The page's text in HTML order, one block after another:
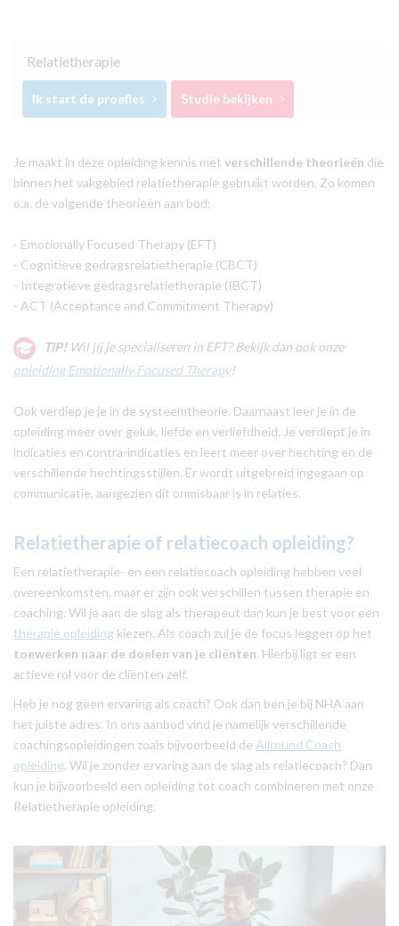
Relatietherapie
Ik start de proefles Studie bekijken
Je maakt in deze opleiding kennis met verschillende theorieën die
binnen het vakgebied relatietherapie gebruikt worden. Zo komen
o.a. de volgende theorieën aan bod:
- Emotionally Focused Therapy (EFT)
- Cognitieve gedragsrelatietherapie (CBCT)
- Integratieve gedragsrelatietherapie (IBCT)
- ACT (Acceptance and Commitment Therapy)
TIP!Wil jij je specialiseren in EFT? Bekijk dan ook onze
opleiding Emotionally Focused Therapy!
Ook verdiep je je in de systeemtheorie. Daarnaast leer je in de
opleiding meer over geluk, liefde en verliefdheid. Je verdiept je in
indicaties en contra-indicaties en leert meer over hechting en de
verschillende hechtingsstijlen. Er wordt uitgebreid ingegaan op
communicatie, aangezien dit onmisbaar is in relaties.
Relatietherapie of relatiecoach opleiding?
Een relatietherapie- en een relatiecoach opleiding hebben veel
overeenkomsten, maar er zijn ook verschillen tussen therapie en
coaching. Wil je aan de slag als therapeut dan kun je best voor een
therapie opleiding kiezen. Als coach zul je de focus leggen op het
toewerken naar de doelen van je cliënten. Hierbij ligt er een
actieve rol voor de cliënten zelf.
Heb je nog geen ervaring als coach? Ook dan ben je bij NHA aan
het juiste adres. In ons aanbod vind je namelijk verschillende
coachingsopleidingen zoals bijvoorbeeld de Allround Coach
opleiding. Wil je zonder ervaring aan de slag als relatiecoach? Dan
kun je bijvoorbeeld een opleiding tot coach combineren met onze
Relatietherapie opleiding.